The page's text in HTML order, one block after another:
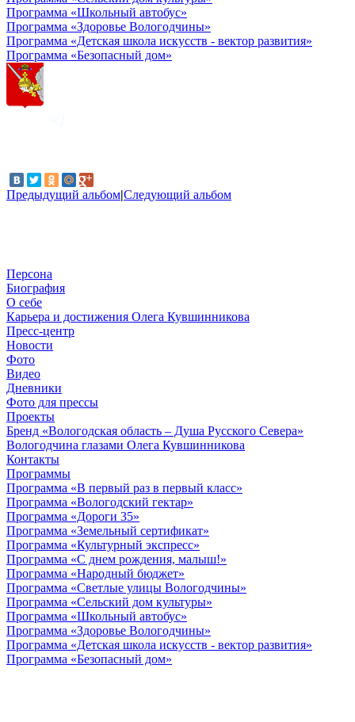
Программа «Школьный автобус»
Программа «Здоровье Вологодчины»
Программа «Детская школа искусств - вектор развития»
Программа «Безопасный дом»
Предыдущий альбом|Следующий альбом
Персона
Биография
О себе
Карьера и достижения Олега Кувшинникова
Пресс-центр
Новости
Фото
Видео
Дневники
Фото для прессы
Проекты
Бренд «Вологодская область – Душа Русского Севера»
Вологодчина глазами Олега Кувшинникова
Контакты
Программы
Программа «В первый раз в первый класс»
Программа «Вологодский гектар»
Программа «Дороги 35»
Программа «Земельный сертификат»
Программа «Культурный экспресс»
Программа «С днем рождения, малыш!»
Программа «Народный бюджет»
Программа «Светлые улицы Вологодчины»
Программа «Сельский дом культуры»
Программа «Школьный автобус»
Программа «Здоровье Вологодчины»
Программа «Детская школа искусств - вектор развития»
Программа «Безопасный дом»